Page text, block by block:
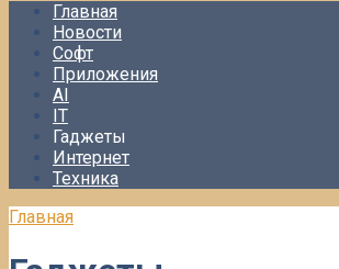
Главная
Новости
Софт
Приложения
AI
IT
Гаджеты
Интернет
Техника
Главная